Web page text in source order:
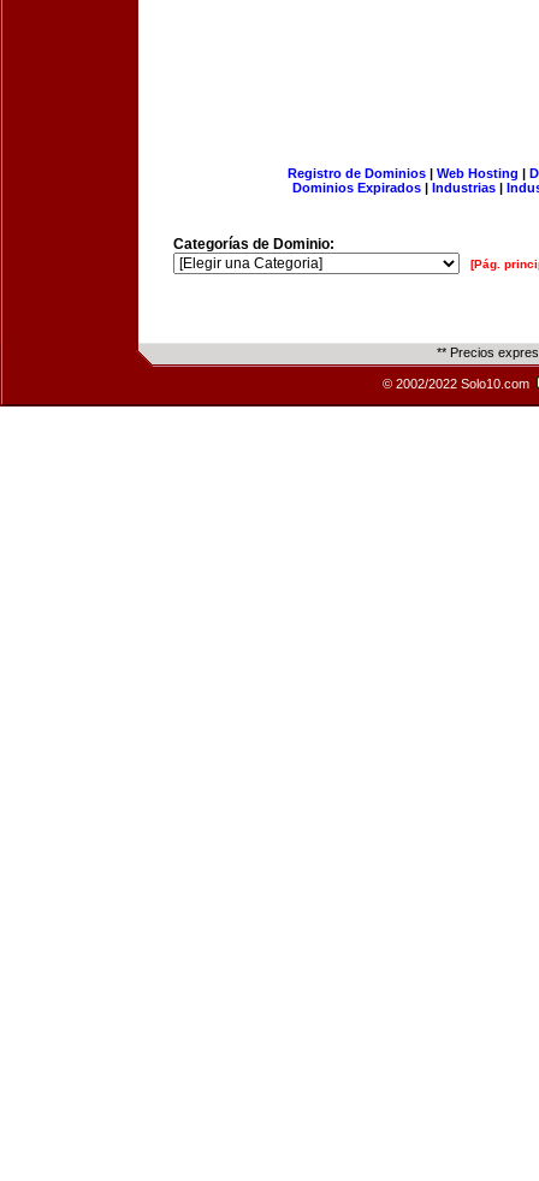
Registro de Dominios| Web Hosting |
Dominios Expirados | Industrias |
Categorías de Dominio:
[Pág.
** Precios
© 2002/2022 Solo10.com